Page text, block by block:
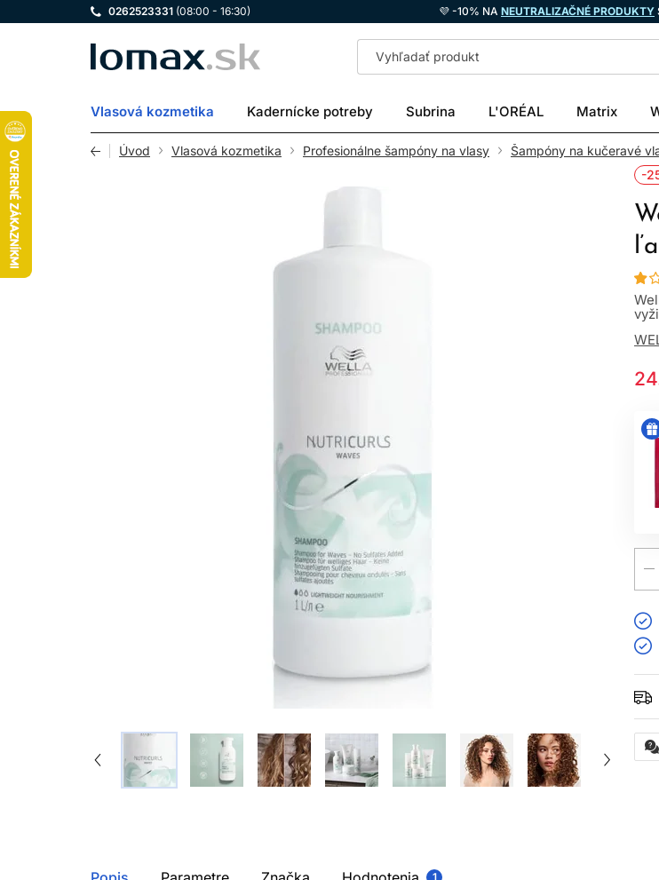
0262523331 (08:00 - 16:30) 💜 -10% NA NEUTRALIZAČNÉ PRODUKTY
LOMAX
Vlasová kozmetika Kadernícke potreby Subrina L'ORÉAL Matrix
Úvod Vlasová kozmetika Profesionálne šampóny na vlasy Šampóny na kučeravé
-
1